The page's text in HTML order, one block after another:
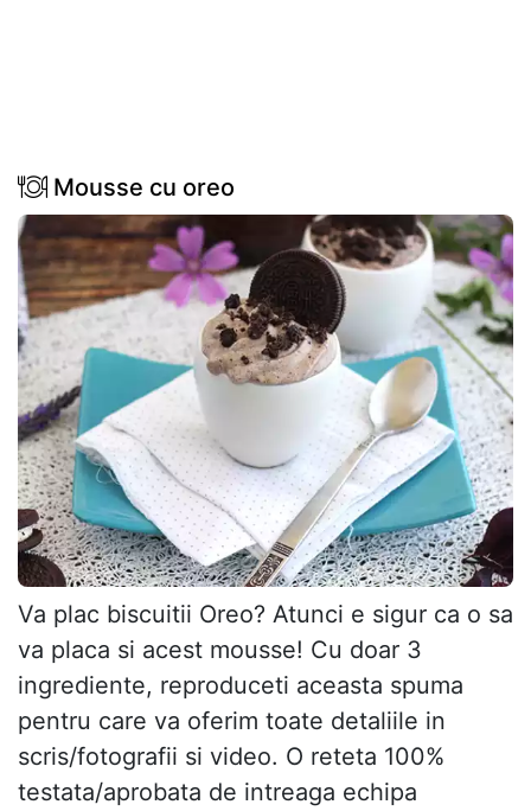
Mousse cu oreo
Va plac biscuitii Oreo? Atunci e sigur ca o sa
va placa si acest mousse! Cu doar 3
ingrediente, reproduceti aceasta spuma
pentru care va oferim toate detaliile in
scris/fotografii si video. O reteta 100%
testata/aprobata de intreaga echipa